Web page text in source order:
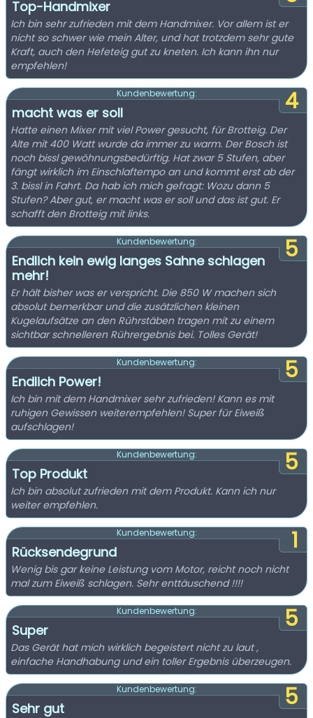
Top-Handmixer
Ich bin sehr zufrieden mit dem Handmixer. Vor allem ist er
nicht so schwer wie mein Alter, und hat trotzdem sehr gute
Kraft, auch den Hefeteig gut zu kneten. Ich kann ihn nur
empfehlen!
4
Kundenbewertung:
macht was er soll
Hatte einen Mixer mit viel Power gesucht, für Brotteig. Der
Alte mit 400 Watt wurde da immer zu warm. Der Bosch ist
noch bissl gewöhnungsbedürftig. Hat zwar 5 Stufen, aber
fängt wirklich im Einschlaftempo an und kommt erst ab der
3. bissl in Fahrt. Da hab ich mich gefragt: Wozu dann 5
Stufen? Aber gut, er macht was er soll und das ist gut. Er
schafft den Brotteig mit links.
5
Kundenbewertung:
Endlich kein ewig langes Sahne schlagen
mehr!
Er hält bisher was er verspricht. Die 850 W machen sich
absolut bemerkbar und die zusätzlichen kleinen
Kugelaufsätze an den Rührstäben tragen mit zu einem
sichtbar schnelleren Rührergebnis bei. Tolles Gerät!
5
Kundenbewertung:
Endlich Power!
Ich bin mit dem Handmixer sehr zufrieden! Kann es mit
ruhigen Gewissen weiterempfehlen! Super für Eiweiß
aufschlagen!
5
Kundenbewertung:
Top Produkt
Ich bin absolut zufrieden mit dem Produkt. Kann ich nur
weiter empfehlen.
1
Kundenbewertung:
Rücksendegrund
Wenig bis gar keine Leistung vom Motor, reicht noch nicht
mal zum Eiweiß schlagen. Sehr enttäuschend !!!!
5
Kundenbewertung:
Super
Das Gerät hat mich wirklich begeistert nicht zu laut ,
einfache Handhabung und ein toller Ergebnis überzeugen.
5
Kundenbewertung:
Sehr gut